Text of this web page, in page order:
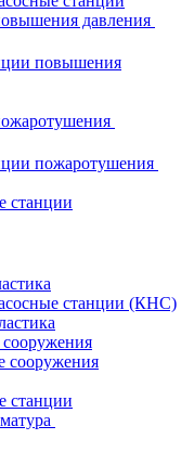
давления
повышения
пожаротушения
станции
станции (КНС)
сооружения
станции